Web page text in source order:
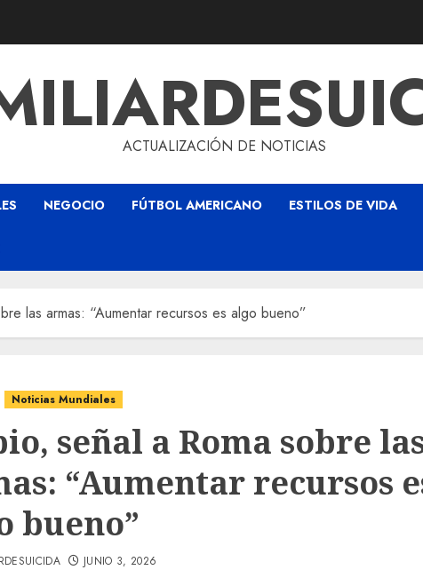
ACTUALIZACIÓN DE NOTICIAS
NEGOCIO FÚTBOL AMERICANO ESTILOS DE VIDA
las armas: “Aumentar recursos es algo bueno”
Noticias Mundiales
señal a Roma sobre
“Aumentar recursos
bueno”
JUNIO 3, 2026